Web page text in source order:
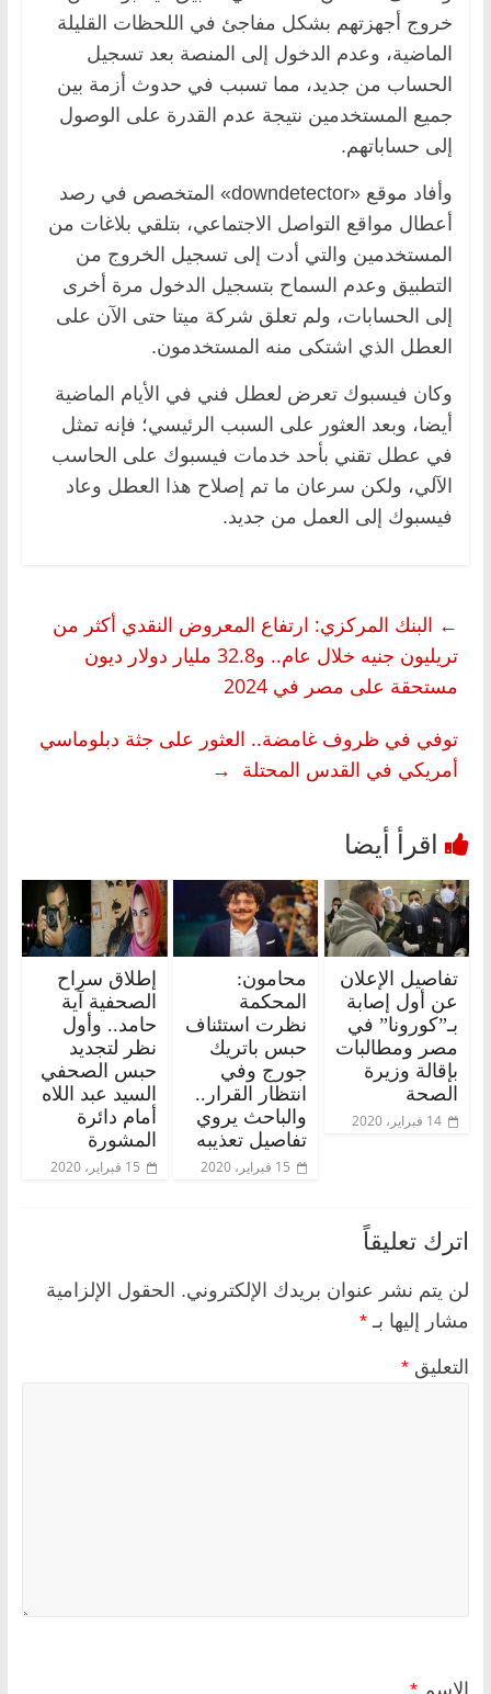
خروج أجهزتهم بشكل مفاجئ في اللحظات القليلة
الماضية، وعدم الدخول إلى المنصة بعد تسجيل
الحساب من جديد، مما تسبب في حدوث أزمة بين
جميع المستخدمين نتيجة عدم القدرة على الوصول
إلى حساباتهم.
وأفاد موقع «downdetector» المتخصص في رصد
أعطال مواقع التواصل الاجتماعي، بتلقي بلاغات من
المستخدمين والتي أدت إلى تسجيل الخروج من
التطبيق وعدم السماح بتسجيل الدخول مرة أخرى
إلى الحسابات، ولم تعلق شركة ميتا حتى الآن على
العطل الذي اشتكى منه المستخدمون.
وكان فيسبوك تعرض لعطل فني في الأيام الماضية
أيضا، وبعد العثور على السبب الرئيسي؛ فإنه تمثل
في عطل تقني بأحد خدمات فيسبوك على الحاسب
الآلي، ولكن سرعان ما تم إصلاح هذا العطل وعاد
فيسبوك إلى العمل من جديد.
← البنك المركزي: ارتفاع المعروض النقدي أكثر من
تريليون جنيه خلال عام.. و32.8 مليار دولار ديون
مستحقة على مصر في 2024
توفي في ظروف غامضة.. العثور على جثة دبلوماسي
أمريكي في القدس المحتلة →
تفاصيل الإعلان
عن أول إصابة
بـ”كورونا” في
مصر ومطالبات
بإقالة وزيرة
الصحة
14 فبراير، 2020
محامون:
المحكمة
نظرت استئناف
حبس باتريك
جورج وفي
انتظار القرار..
والباحث يروي
تفاصيل تعذيبه
15 فبراير، 2020
إطلاق سراح
الصحفية آية
حامد.. وأول
نظر لتجديد
حبس الصحفي
السيد عبد اللاه
أمام دائرة
المشورة
15 فبراير، 2020
اترك تعليقاً
لن يتم نشر عنوان بريدك الإلكتروني. الحقول الإلزامية
مشار إليها بـ *
التعليق *
الاسم *